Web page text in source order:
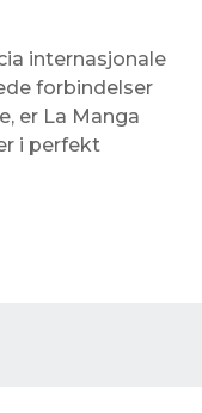
internasjonale
forbindelser
er La Manga
i perfekt